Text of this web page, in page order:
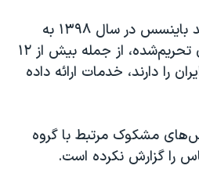
مقامات آمریکایی می‌گویند باینسس در سال ۱۳۹۸ به
«هزاران کاربر» از کشورهای تحریم‌شده، از جمله بیش از ۱۲
را دارند، خدمات ارائه داده
مشکوک مرتبط با گروه
را گزارش نکرده است.